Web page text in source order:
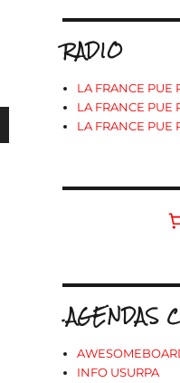
RADIO
LA FRANCE PUE
LA FRANCE PUE
LA FRANCE
.AGENDAS
INFO USURPA